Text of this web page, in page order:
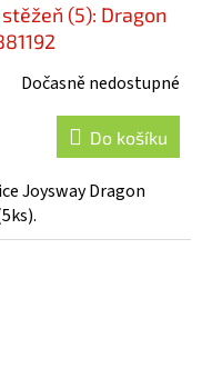
(5): Dragon
Dočasně nedostupné
Do košíku
Joysway Dragon